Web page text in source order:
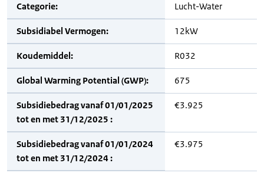
Categorie: Lucht-Water
Subsidiabel Vermogen: 12kW
Koudemiddel: R032
Global Warming Potential (GWP): 675
Subsidiebedrag vanaf 01/01/2025
tot en met 31/12/2025 :
€3.925
Subsidiebedrag vanaf 01/01/2024
tot en met 31/12/2024 :
€3.975